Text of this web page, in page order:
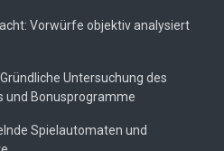
Vorwürfe objektiv analysiert
Untersuchung des
und Bonusprogramme
Spielautomaten und